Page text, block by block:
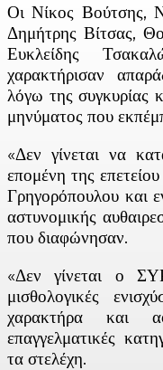
Οι Νίκος Βούτσης,
Δημήτρης Βίτσας,
Ευκλείδης
χαρακτήρισαν
λόγω της συγκυρίας
μηνύματος που
«Δεν γίνεται να
επομένη της
Γρηγορόπουλου και
αστυνομικής
που διαφώνησαν.
«Δεν γίνεται ο
μισθολογικές
χαρακτήρα και
επαγγελματικές
τα στελέχη.